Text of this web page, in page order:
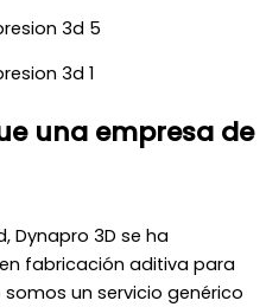
una empresa de
Dynapro 3D se ha
fabricación aditiva para
un servicio genérico